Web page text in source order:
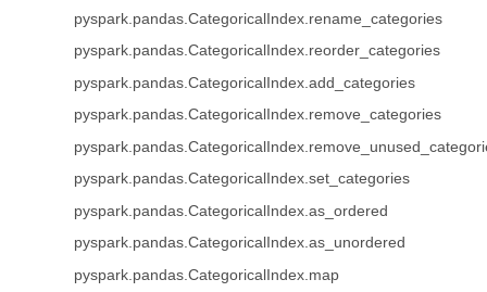
pyspark.pandas.CategoricalIndex.rename_categories
pyspark.pandas.CategoricalIndex.reorder_categories
pyspark.pandas.CategoricalIndex.add_categories
pyspark.pandas.CategoricalIndex.remove_categories
pyspark.pandas.CategoricalIndex.set_categories
pyspark.pandas.CategoricalIndex.as_ordered
pyspark.pandas.CategoricalIndex.as_unordered
pyspark.pandas.CategoricalIndex.map